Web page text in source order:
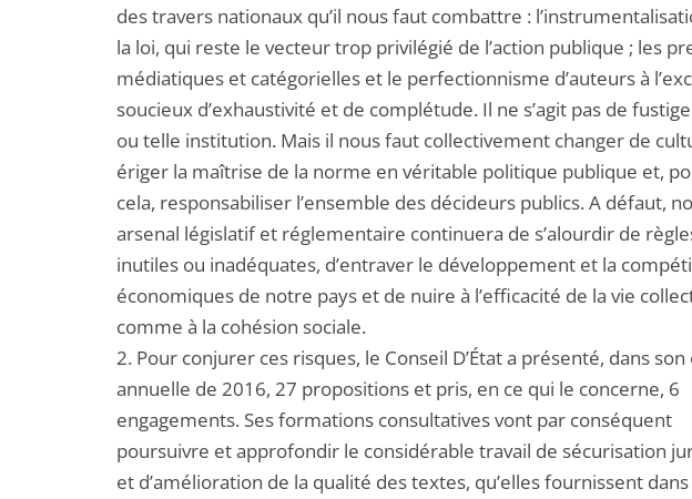
des travers nationaux qu’il nous faut combattre :
la loi, qui reste le vecteur trop privilégié de l’action publique ; les
médiatiques et catégorielles et le perfectionnisme d’auteurs à
soucieux d’exhaustivité et de complétude. Il ne s’agit pas de
ou telle institution. Mais il nous faut collectivement changer de
ériger la maîtrise de la norme en véritable politique publique et,
cela, responsabiliser l’ensemble des décideurs publics. A défaut,
arsenal législatif et réglementaire continuera de s’alourdir de
inutiles ou inadéquates, d’entraver le développement et la
économiques de notre pays et de nuire à l’efficacité de la vie
comme à la cohésion sociale.
2. Pour conjurer ces risques, le Conseil D’État a présenté, dans
annuelle de 2016, 27 propositions et pris, en ce qui le concerne, 6
engagements. Ses formations consultatives vont par conséquent
poursuivre et approfondir le considérable travail de sécurisation
et d’amélioration de la qualité des textes, qu’elles fournissent